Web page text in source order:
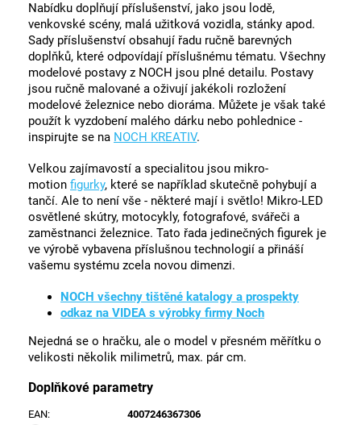
Nabídku doplňují příslušenství, jako jsou lodě,
venkovské scény, malá užitková vozidla, stánky apod.
Sady příslušenství obsahují řadu ručně barevných
doplňků, které odpovídají příslušnému tématu. Všechny
modelové postavy z NOCH jsou plné detailu. Postavy
jsou ručně malované a oživují jakékoli rozložení
modelové železnice nebo dioráma. Můžete je však také
použít k vyzdobení malého dárku nebo pohlednice -
inspirujte se na NOCH KREATIV.
Velkou zajímavostí a specialitou jsou mikro-
motion figurky, které se například skutečně pohybují a
tančí. Ale to není vše - některé mají i světlo! Mikro-LED
osvětlené skútry, motocykly, fotografové, svářeči a
zaměstnanci železnice. Tato řada jedinečných figurek je
ve výrobě vybavena příslušnou technologií a přináší
vašemu systému zcela novou dimenzi.
NOCH všechny tištěné katalogy a prospekty
odkaz na VIDEA s výrobky firmy Noch
Nejedná se o hračku, ale o model v přesném měřítku o
velikosti několik milimetrů, max. pár cm.
Doplňkové parametry
EAN: 4007246367306